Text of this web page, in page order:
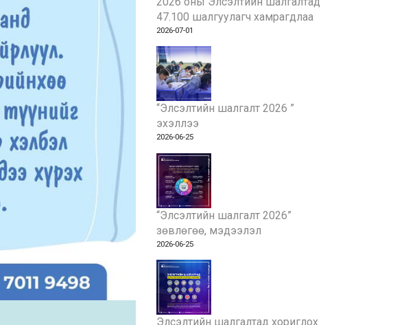
47.100 шалгуулагч хамрагдлаа
2026-07-01
“Элсэлтийн шалгалт 2026 ”
эхэллээ
2026-06-25
“Элсэлтийн шалгалт 2026”
зөвлөгөө, мэдээлэл
2026-06-25
Элсэлтийн шалгалтад хориглох